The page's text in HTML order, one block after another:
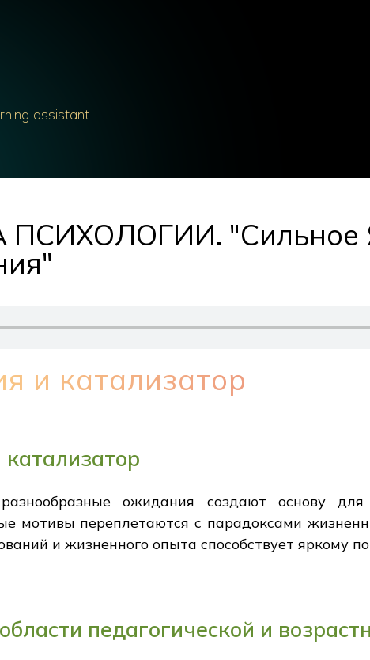
assistant
"Сильное
и катализатор
ожидания создают основу для
мотивы переплетаются с парадоксами
и жизненного опыта способствует яркому
педагогической и